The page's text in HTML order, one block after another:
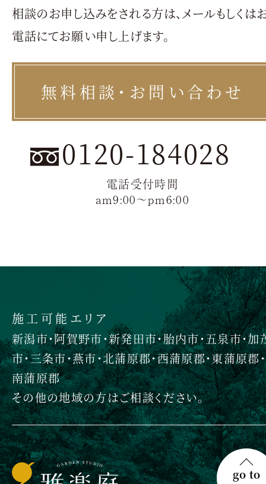
相談のお申し込みをされる方は、メールもしくは
電話にてお願い申し上げます。
無料相談・お問い合わせ
0120-184028
電話受付時間
am9:00〜pm6:00
施工可能エリア
新潟市・阿賀野市・新発田市・胎内市・五泉市・加
市・三条市・燕市・北蒲原郡・西蒲原郡・東蒲原郡・
南蒲原郡
その他の地域の方はご相談ください。
go to